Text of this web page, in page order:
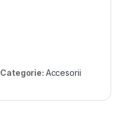
Categorie: Accesorii